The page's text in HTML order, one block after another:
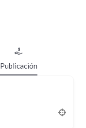
Publicación